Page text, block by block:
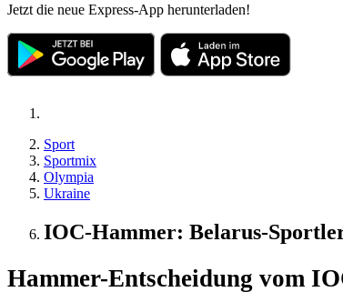
Jetzt die neue Express-App herunterladen!
Sport
Sportmix
Olympia
Ukraine
IOC-Hammer: Belarus-
Hammer-Entscheidung vom